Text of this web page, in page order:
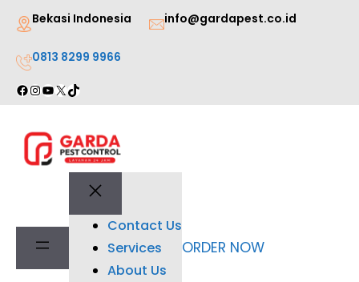
Lewati
konten
Bekasi Indonesia info@gardapest.co.id
0813 8299 9966
Facebook
Instagram
YouTube
X TikTok
Contact Us
Services
About Us
ORDER NOW